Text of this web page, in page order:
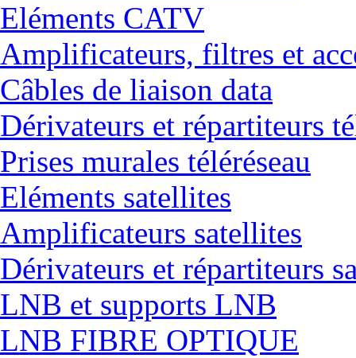
Eléments CATV
Amplificateurs, filtres et
Câbles de liaison data
Dérivateurs et répartiteurs
Prises murales téléréseau
Eléments satellites
Amplificateurs satellites
Dérivateurs et répartiteurs
LNB et supports LNB
LNB FIBRE OPTIQUE